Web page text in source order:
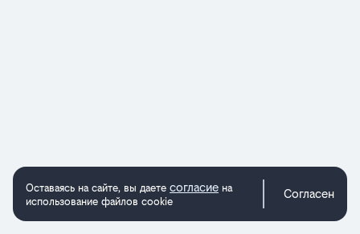
Оставаясь на сайте, вы даете согласие на
использование файлов cookie
Согласен